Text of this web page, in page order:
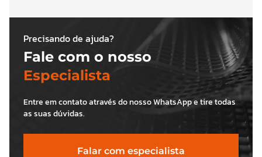
Precisando de ajuda?
Fale com o nosso
Especialista
Entre em contato através do nosso WhatsApp e tire todas
as suas dúvidas.
Falar com especialista